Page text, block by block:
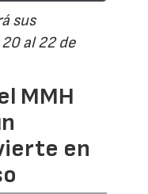
sus
al 22 de
MMH
en